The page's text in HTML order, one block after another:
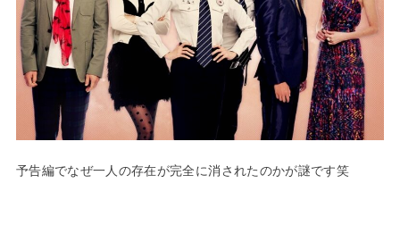
予告編でなぜ一人の存在が完全に消されたのかが謎です笑